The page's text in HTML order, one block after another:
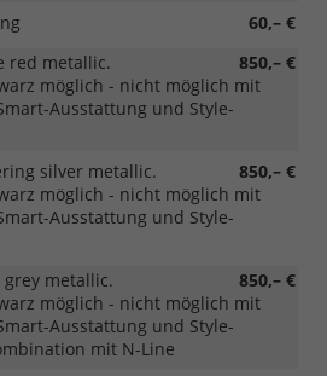
60,– €
850,– €
red metallic.
möglich - nicht möglich mit
Ausstattung und Style-
850,– €
silver metallic.
möglich - nicht möglich mit
Ausstattung und Style-
850,– €
grey metallic.
möglich - nicht möglich mit
Ausstattung und Style-
mit N-Line